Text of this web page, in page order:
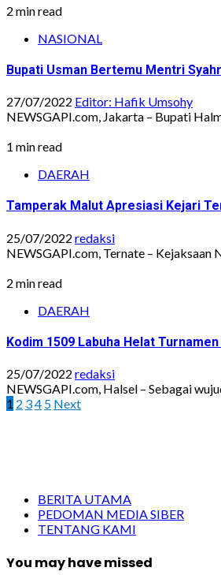
2 min read
NASIONAL
Bupati Usman Bertemu Mentri
27/07/2022 Editor: Hafik Umsohy
NEWSGAPI.com, Jakarta – Bupati
1 min read
DAERAH
Tamperak Malut Apresiasi Kejari
25/07/2022 redaksi
NEWSGAPI.com, Ternate – Kejaksaan
2 min read
DAERAH
Kodim 1509 Labuha Helat Turnamen
25/07/2022 redaksi
NEWSGAPI.com, Halsel – Sebagai
Paginasi
1 2 34 5 Next
BERITA UTAMA
PEDOMAN MEDIA SIBER
TENTANG KAMI
You may have missed